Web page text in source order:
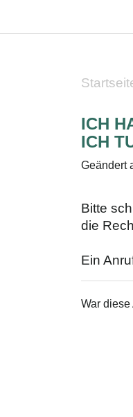
ICH
ICH
Geändert
Bitte
die
Ein
War